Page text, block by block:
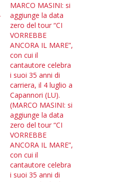
MARCO MASINI: si
aggiunge la data
zero del tour “CI
VORREBBE
ANCORA IL MARE”,
con cui il
cantautore celebra
i suoi 35 anni di
carriera, il 4 luglio a
Capannori (LU).
(MARCO MASINI: si
aggiunge la data
zero del tour “CI
VORREBBE
ANCORA IL MARE”,
con cui il
cantautore celebra
i suoi 35 anni di